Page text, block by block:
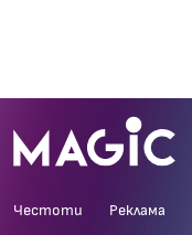
Честоти Реклама